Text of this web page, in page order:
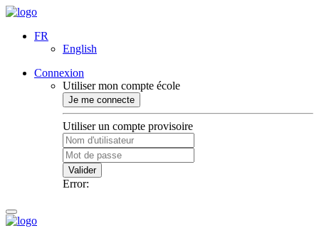
FR
English
Connexion
Utiliser mon compte école
Je me connecte
Utiliser un compte provisoire
Valider
Error: